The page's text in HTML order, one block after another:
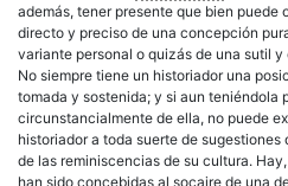
además, tener presente que bien puede
directo y preciso de una concepción
variante personal o quizás de una sutil
No siempre tiene un historiador una
tomada y sostenida; y si aun teniéndola
circunstancialmente de ella, no puede
historiador a toda suerte de
de las reminiscencias de su cultura.
han sido concebidas al socaire de una